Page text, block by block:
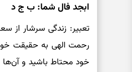
ابجد فال شما: ب ج د
تعبیر: زندگی سرشار از
رحمت الهی به حقیقت
خود محتاط باشید و آن‌ها